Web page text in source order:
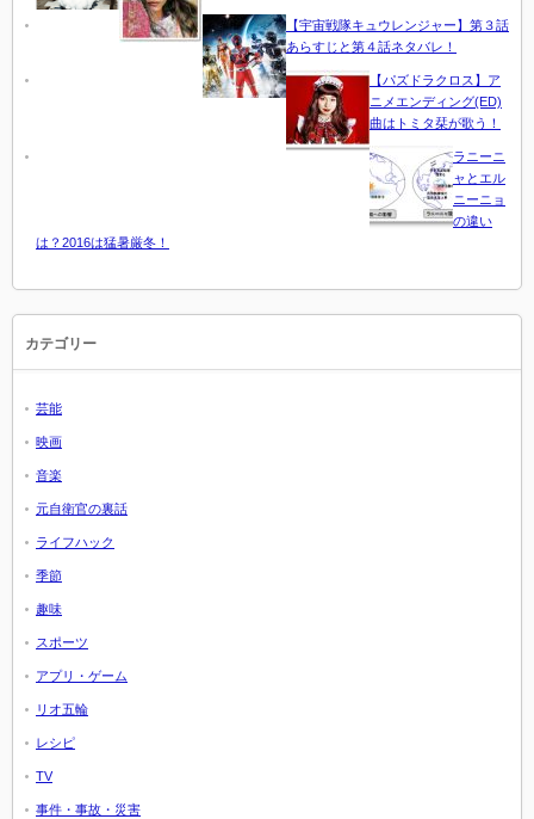
【宇宙戦隊キュウレンジャー】第３話
あらすじと第４話ネタバレ！
【パズドラクロス】ア
ニメエンディング(ED)
曲はトミタ栞が歌う！
ラニーニ
ャとエル
ニーニョ
の違い
は？2016は猛暑厳冬！
カテゴリー
芸能
映画
音楽
元自衛官の裏話
ライフハック
季節
趣味
スポーツ
アプリ・ゲーム
リオ五輪
レシピ
TV
事件・事故・災害